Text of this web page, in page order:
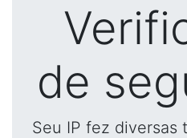
de
Seu IP fez diversas